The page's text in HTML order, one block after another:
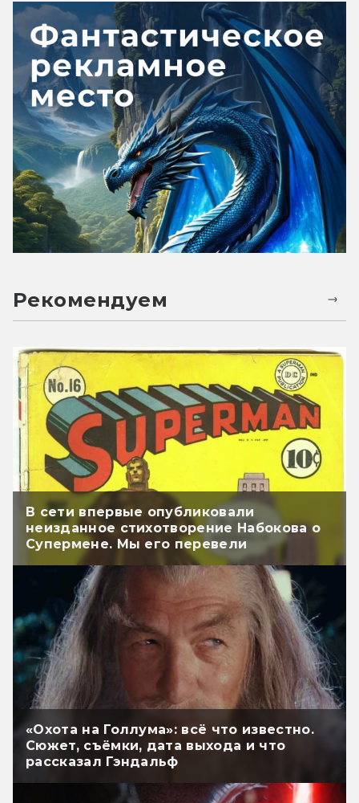
Рекомендуем
В сети впервые опубликовали
неизданное стихотворение Набокова о
Супермене. Мы его перевели
«Охота на Голлума»: всё что известно.
Сюжет, съёмки, дата выхода и что
рассказал Гэндальф